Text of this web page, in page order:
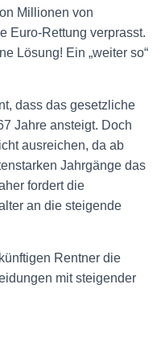
Millionen von
Euro-Rettung verprasst.
Lösung! Ein „weiter so“
dass das gesetzliche
Jahre ansteigt. Doch
ausreichen, da ab
Jahrgänge das
fordert die
an die steigende
Rentner die
mit steigender